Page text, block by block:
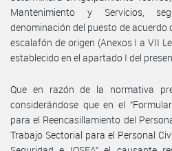
Mantenimiento y Servicios,
denominación del puesto de acuerdo
escalafón de origen (Anexos I a VII
establecido en el apartado I del
Que en razón de la normativa
considerándose que en el
para el Reencasillamiento del
Trabajo Sectorial para el Personal